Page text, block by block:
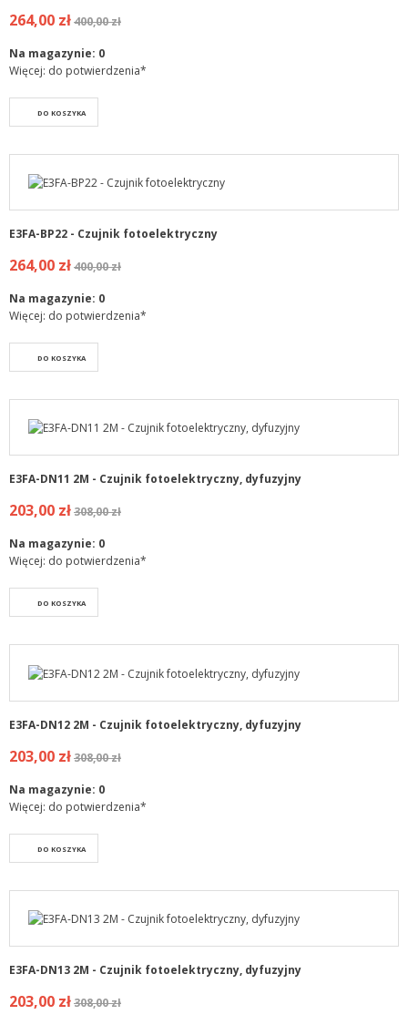
264,00 zł400,00 zł
Na magazynie: 0
Więcej: do potwierdzenia*
DO KOSZYKA
E3FA-BP22 - Czujnik fotoelektryczny
264,00 zł400,00 zł
Na magazynie: 0
Więcej: do potwierdzenia*
DO KOSZYKA
E3FA-DN11 2M - Czujnik fotoelektryczny, dyfuzyjny
203,00 zł308,00 zł
Na magazynie: 0
Więcej: do potwierdzenia*
DO KOSZYKA
E3FA-DN12 2M - Czujnik fotoelektryczny, dyfuzyjny
203,00 zł308,00 zł
Na magazynie: 0
Więcej: do potwierdzenia*
DO KOSZYKA
E3FA-DN13 2M - Czujnik fotoelektryczny, dyfuzyjny
203,00 zł308,00 zł